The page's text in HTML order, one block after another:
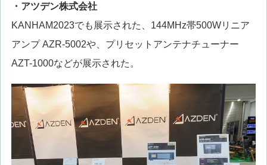
・アツデン株式会社
KANHAM2023でも展示された、144MHz帯500Wリニア
アンプ AZR-5002や、プリセットアンテナチューナー
AZT-1000などが展示された。